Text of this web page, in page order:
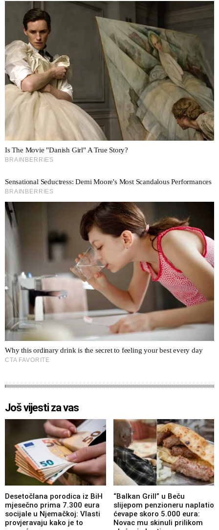
Još vijesti za vas
Desetočlana porodica iz BiH
mjesečno prima 7.300 eura
socijale u Njemačkoj: Vlasti
provjeravaju kako je to
“Balkan Grill” u Beču
slijepom penzioneru naplatio
ćevape skoro 5.000 eura:
Novac mu skinuli prilikom